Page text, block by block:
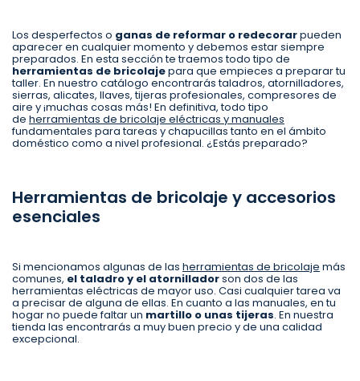
Los desperfectos o ganas de reformar o redecorarpueden
aparecer en cualquier momento y debemos estar siempre
preparados. En esta sección te traemos todo tipo de
herramientas de bricolajepara que empieces a preparar tu
taller. En nuestro catálogo encontrarás taladros, atornilladores,
sierras, alicates, llaves, tijeras profesionales, compresores de
aire y ¡muchas cosas más! En definitiva, todo tipo
de herramientas de bricolaje eléctricas y manuales
fundamentales para tareas y chapucillas tanto en el ámbito
doméstico como a nivel profesional. ¿Estás preparado?
Herramientas de bricolaje y accesorios
esenciales
Si mencionamos algunas de las herramientas de bricolaje más
comunes, el taladro y el atornilladorson dos de las
herramientas eléctricas de mayor uso. Casi cualquier tarea va
a precisar de alguna de ellas. En cuanto a las manuales, en tu
hogar no puede faltar un martillo o unas tijeras. En nuestra
tienda las encontrarás a muy buen precio y de una calidad
excepcional.